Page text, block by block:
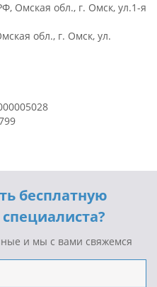
Омская обл., г. Омск, ул.1-я
обл., г. Омск, ул.
бесплатную
и мы с вами свяжемся